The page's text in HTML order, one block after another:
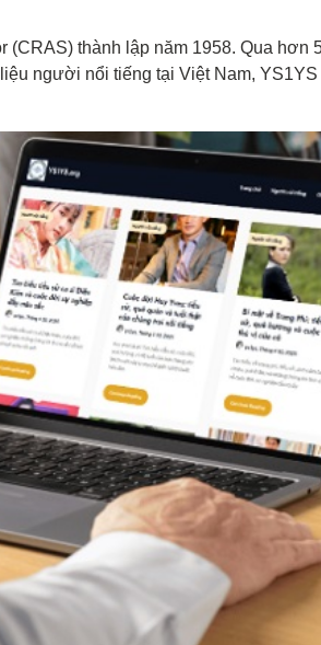
thành lập năm 1958. Qua hơn
người nổi tiếng tại Việt Nam,